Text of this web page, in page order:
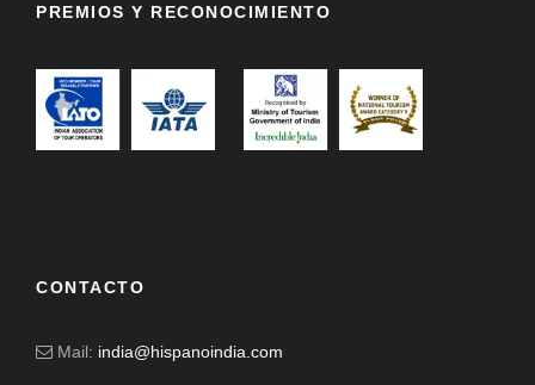
PREMIOS Y RECONOCIMIENTO
CONTACTO
Mail: india@hispanoindia.com